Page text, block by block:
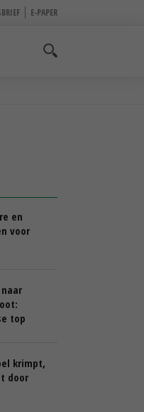
E-PAPER
en
voor
top
krimpt,
door